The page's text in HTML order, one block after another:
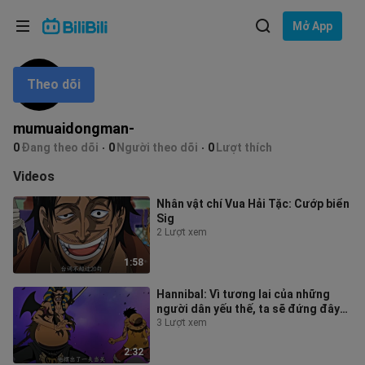
Mở App
mumuaidongman-
0Đang theo dõi 0 Người theo dõi 0 Lượt thích
Theo dõi
Videos
1:58
Nhân vật chí Vua Hải Tặc: Cướp biển
Sig
2 Lượt xem
2:32
Hannibal: Vì tương lai của những
người dân yếu thế, ta sẽ đứng đây
bảo vệ!!
3 Lượt xem
Ngôn ngữ: Tiếng Việt
Lựa chọn ngôn ngữ
English
ภาษาไทย
Tiếng Việt
Bahasa Melayu